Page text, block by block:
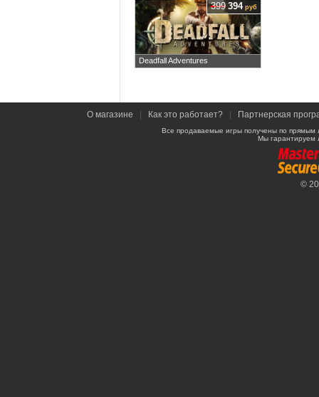
Deadfall Adventures
399 394руб
О магазине Как это работает? Партнерская
Все продаваемые игры получены по
Мы гарантируем
©